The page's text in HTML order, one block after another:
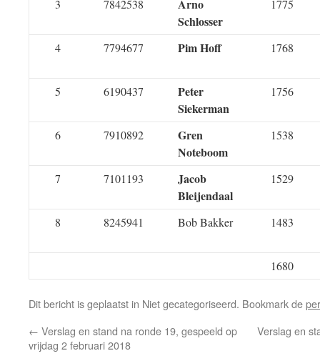
3 7842538
Arno
Schlosser
1775
4 7794677 Pim Hoff 1768
5 6190437
Peter
Siekerman
1756
6 7910892
Gren
Noteboom
1538
7 7101193
Jacob
Bleijendaal
1529
8 8245941 Bob Bakker 1483
1680
Dit bericht is geplaatst in Niet gecategoriseerd. Bookmark de
← Verslag en stand na ronde 19, gespeeld op
vrijdag 2 februari 2018
Verslag en